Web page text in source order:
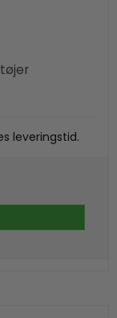
leveringstid.